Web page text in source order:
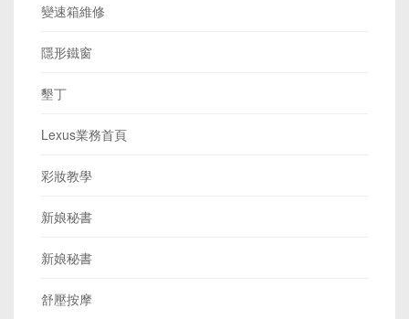
變速箱維修
隱形鐵窗
墾丁
Lexus業務首頁
彩妝教學
新娘秘書
新娘秘書
舒壓按摩